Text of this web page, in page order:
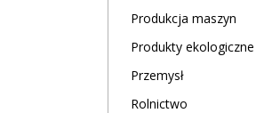
Produkcja maszyn
Produkty ekologiczne
Przemysł
Rolnictwo